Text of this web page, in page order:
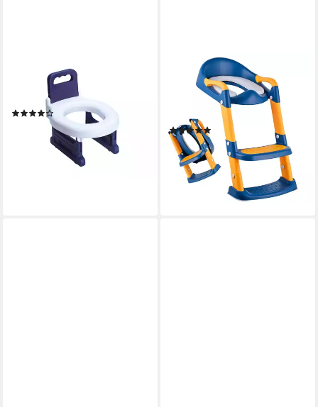
Kinder-WC-Sitz Baby-Toilet-
(4)
UVP29,90 €
lieferbar - in 3-4 Werktagen bei dir
RELAXDAYS
Kinder-WC-Sitz Kinder-
Toilettensitz mit Leiter, Blau-
Gelb
(1)
25,99 € UVP59,99 €
-57%
lieferbar - in 2-3 Werktagen bei dir